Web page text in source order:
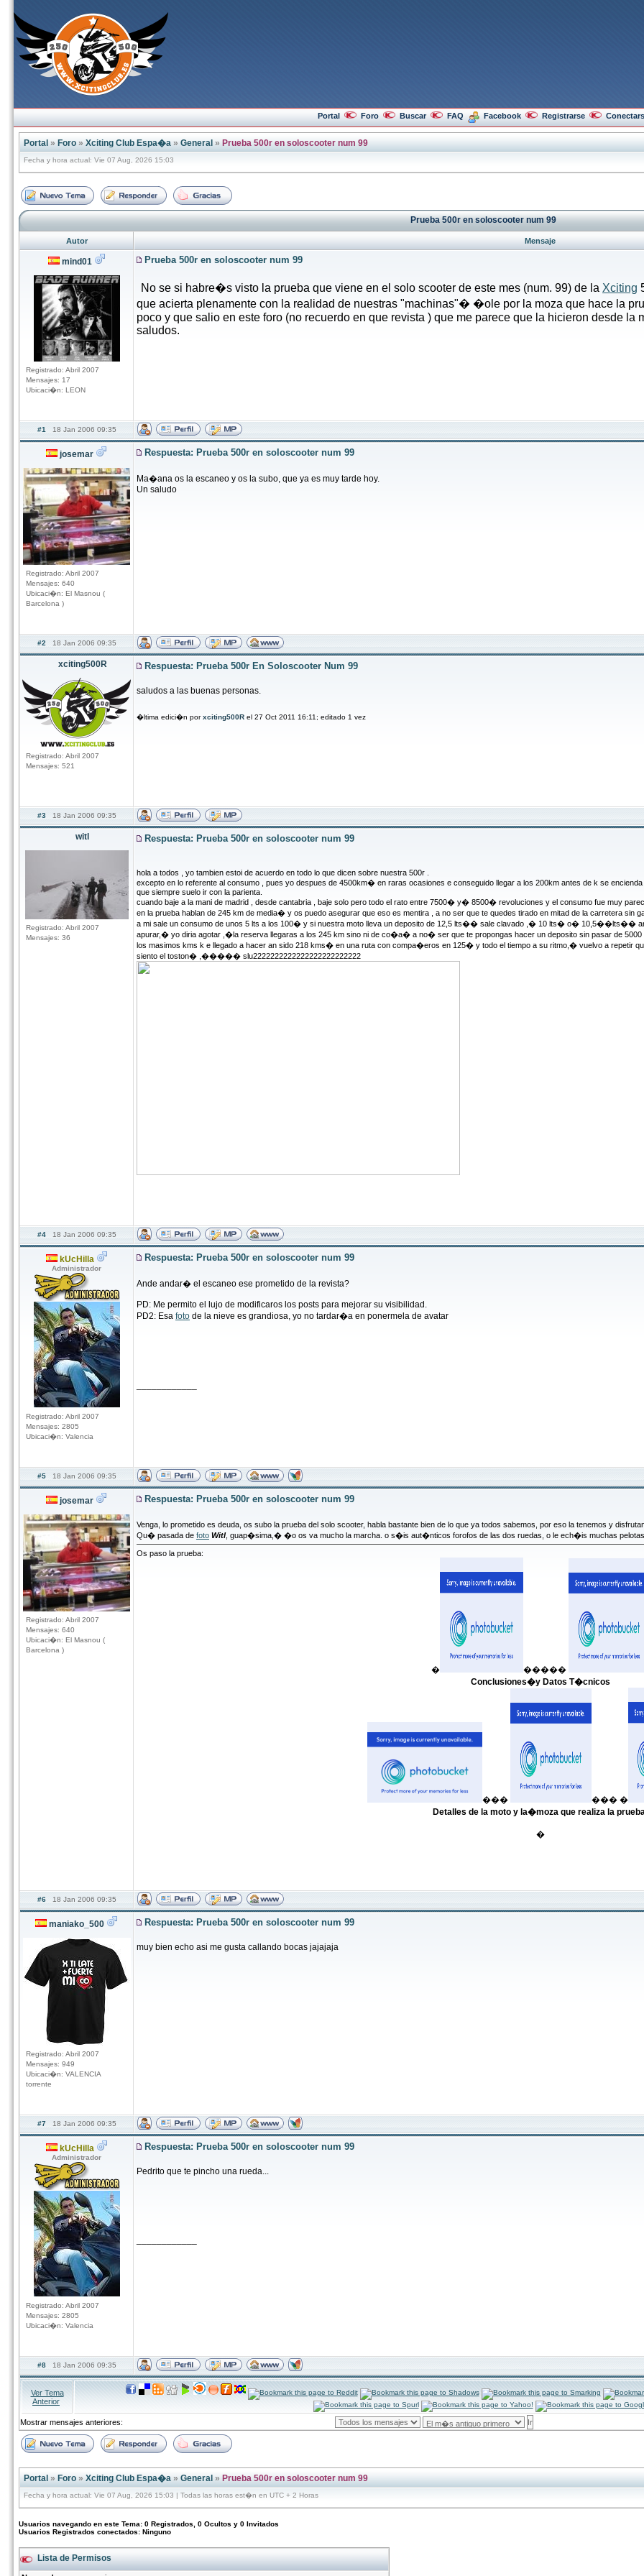
Portal Foro Buscar FAQ Facebook Registrarse
Portal » Foro » Xciting Club Espa�a » General » Prueba 500r en soloscooter num 99
Fecha y hora actual: Vie 07 Aug, 2026 15:03
Prueba 500r en soloscooter num 99
Autor Mensaje
mind01
Registrado: Abril 2007
Mensajes: 17
Ubicaci�n: LEON
Prueba 500r en soloscooter num 99
No se si habre�s visto la prueba que viene en el solo scooter de este mes (num. 99) de la Xciting
que acierta plenamente con la realidad de nuestras "machinas"� �ole por la moza que hace la
poco y que salio en este foro (no recuerdo en que revista ) que me parece que la hicieron desde la
saludos.
#1 18 Jan 2006 09:35
josemar
Registrado: Abril 2007
Mensajes: 640
Ubicaci�n: El Masnou (
Barcelona )
Respuesta: Prueba 500r en soloscooter num 99
Ma�ana os la escaneo y os la subo, que ya es muy tarde hoy.
Un saludo
#2 18 Jan 2006 09:35
xciting500R
Registrado: Abril 2007
Mensajes: 521
Respuesta: Prueba 500r En Soloscooter Num 99
saludos a las buenas personas.
�ltima edici�n porxciting500R el 27 Oct 2011 16:11; editado 1 vez
#3 18 Jan 2006 09:35
witl
Registrado: Abril 2007
Mensajes: 36
Respuesta: Prueba 500r en soloscooter num 99
hola a todos , yo tambien estoi de acuerdo en todo lo que dicen sobre nuestra 500r .
excepto en lo referente al consumo , pues yo despues de 4500km� en raras ocasiones e conseguido llegar a los 200km antes de k se
que siempre suelo ir con la parienta.
cuando baje a la mani de madrid , desde cantabria , baje solo pero todo el rato entre 7500� y� 8500� revoluciones y el consumo fue muy
en la prueba hablan de 245 km de media� y os puedo asegurar que eso es mentira , a no ser que te quedes tirado en mitad de la carretera sin
a mi sale un consumo de unos 5 lts a los 100� y si nuestra moto lleva un deposito de 12,5 lts�� sale clavado ,� 10 lts� o�
apurar,� yo diria agotar ,�la reserva llegaras a los 245 km sino ni de co�a� a no� ser que te propongas hacer un deposito sin pasar de
los masimos kms k e llegado a hacer an sido 218 kms� en una ruta con compa�eros en 125� y todo el tiempo a su ritmo,� vuelvo a repetir
siento el toston� ,����� slu2222222222222222222222222
#4 18 Jan 2006 09:35
kUcHilla
Administrador
Registrado: Abril 2007
Mensajes: 2805
Ubicaci�n: Valencia
Respuesta: Prueba 500r en soloscooter num 99
Ande andar� el escaneo ese prometido de la revista?
PD: Me permito el lujo de modificaros los posts para mejorar su visibilidad.
PD2: Esa foto de la nieve es grandiosa, yo no tardar�a en ponermela de avatar
#5 18 Jan 2006 09:35
josemar
Registrado: Abril 2007
Mensajes: 640
Ubicaci�n: El Masnou (
Barcelona )
Respuesta: Prueba 500r en soloscooter num 99
Venga, lo prometido es deuda, os subo la prueba del solo scooter, habla bastante bien de lo que ya todos sabemos, por eso la tenemos y
Qu� pasada de foto Witl, guap�sima,� �o os va mucho la marcha. o s�is aut�nticos forofos de las dos ruedas, o le ech�is muchas
Os paso la prueba:
�
�����
Conclusiones�y Datos T�cnicos
���
��� �
Detalles de la moto y la�moza que realiza la
�
#6 18 Jan 2006 09:35
maniako_500
Registrado: Abril 2007
Mensajes: 949
Ubicaci�n: VALENCIA
torrente
Respuesta: Prueba 500r en soloscooter num 99
muy bien echo asi me gusta callando bocas jajajaja
#7 18 Jan 2006 09:35
kUcHilla
Administrador
Registrado: Abril 2007
Mensajes: 2805
Ubicaci�n: Valencia
Respuesta: Prueba 500r en soloscooter num 99
Pedrito que te pincho una rueda...
#8 18 Jan 2006 09:35
Ver Tema
Anterior
Mostrar mensajes anteriores:
Portal » Foro » Xciting Club Espa�a » General » Prueba 500r en soloscooter num 99
Fecha y hora actual: Vie 07 Aug, 2026 15:03 | Todas las horas est�n en UTC + 2 Horas
Usuarios navegando en este Tema: 0 Registrados, 0 Ocultos y 0 Invitados
Usuarios Registrados conectados: Ninguno
Lista de Permisos